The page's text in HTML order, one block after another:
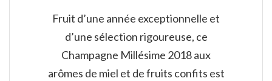
Fruit d’une année exceptionnelle et
d’une sélection rigoureuse, ce
Champagne Millésime 2018 aux
arômes de miel et de fruits confits est